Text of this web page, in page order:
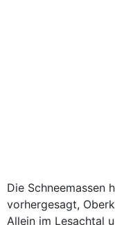
Die Schneemassen
vorhergesagt,
Allein im Lesachtal